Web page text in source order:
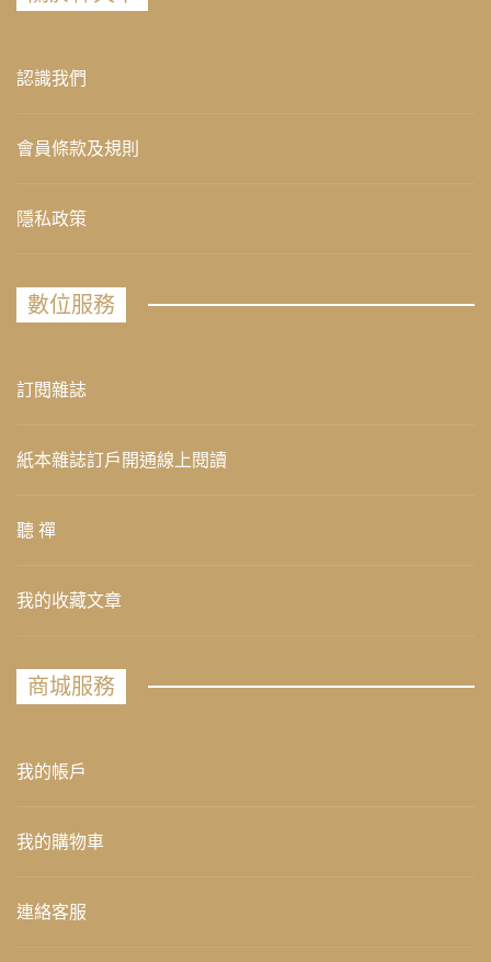
認識我們
會員條款及規則
隱私政策
數位服務
訂閱雜誌
紙本雜誌訂戶開通線上閱讀
聽 禪
我的收藏文章
商城服務
我的帳戶
我的購物車
連絡客服